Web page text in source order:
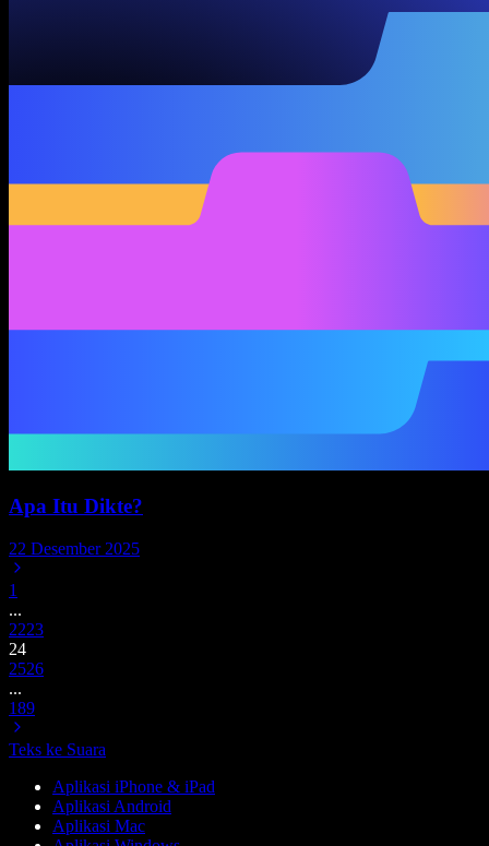
Apa Itu Dikte?
22 Desember 2025
1
...
2223
24
2526
...
189
Teks ke Suara
Aplikasi iPhone & iPad
Aplikasi Android
Aplikasi Mac